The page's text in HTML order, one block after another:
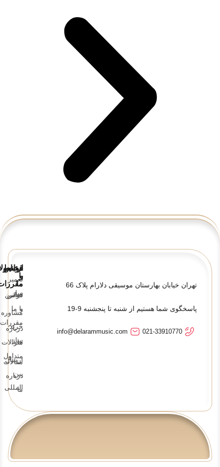
تهران خیابان بهارستان موسیقی دلارام پلاک 66
پاسخگوی شما هستیم از شنبه تا پنجشنبه 9-19
021-33910770
info@delarammusic.com
تعمیر
ساز
مشاوره
خرید
ساز
ارسال
بین
المللی
قوانین
و
قوانین
و
مقررات
سوالات
متداول
درباره
ما
ارتباط
با
ما
تماس
با ما
درباره
ما
مقالات